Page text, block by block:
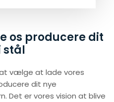
os producere dit
vælge at lade vores
dit nye
Det er vores vision at blive